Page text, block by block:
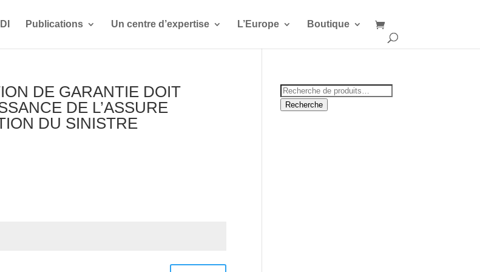
Publications Un centre d’expertise L’Europe Boutique
DE GARANTIE DOIT
DE L’ASSURE
DU SINISTRE
Recherche
pour :
Recherche